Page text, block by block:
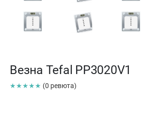
Везна Tefal PP3020V1
★★★★★ (0 ревюта)